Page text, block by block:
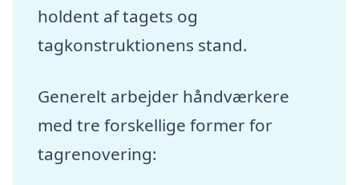
holdent af tagets og
tagkonstruktionens stand.
Generelt arbejder håndværkere
med tre forskellige former for
tagrenovering: